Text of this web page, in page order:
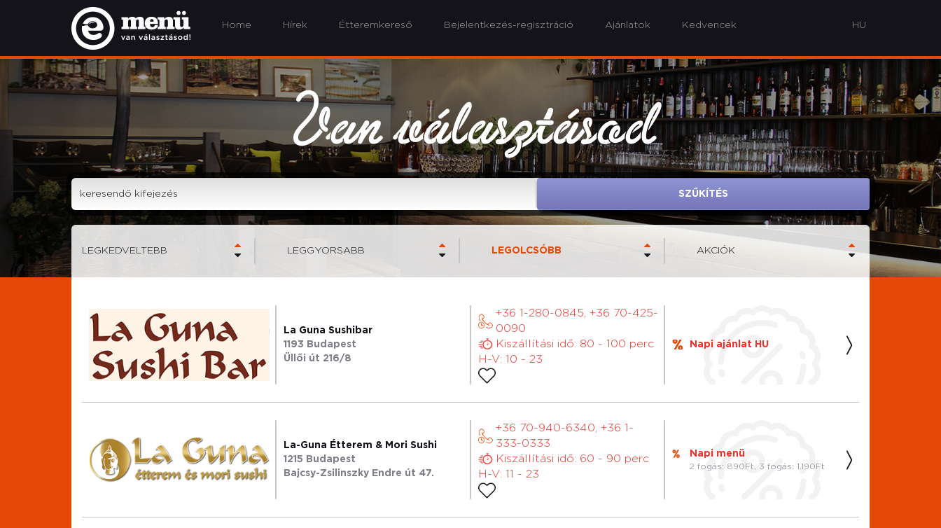
Home Hírek Étteremkereső Bejelentkezés-regisztráció Ajánlatok Kedvencek
Van választásod
SZŰKÍTÉS
LEGKEDVELTEBB LEGGYORSABB LEGOLCSÓBB AKCIÓK
La Guna Sushibar
1193 Budapest
Üllői út 216/8
+36 1-280-0845, +36 70-425-
0090
Kiszállítási idő: 80 - 100 perc
H-V: 10 - 23
Napi ajánlat HU
La-Guna Étterem & Mori Sushi
1215 Budapest
Bajcsy-Zsilinszky Endre út 47.
+36 70-940-6340, +36 1-
333-0333
Kiszállítási idő: 60 - 90 perc
H-V: 11 - 23
Napi menü
2 fogás: 890Ft, 3 fogás: 1.190Ft